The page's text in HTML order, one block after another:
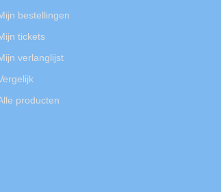
bestellingen
tickets
verlanglijst
producten